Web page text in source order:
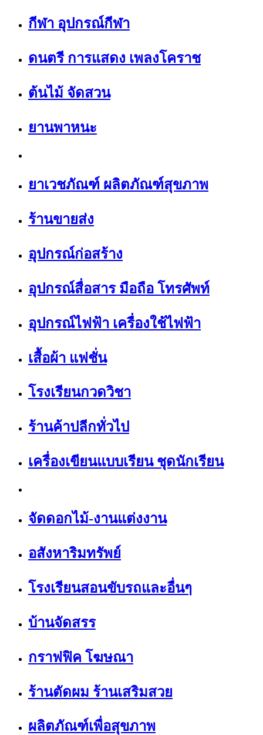
กีฬา อุปกรณ์กีฬา
ดนตรี การแสดง เพลงโคราช
ต้นไม้ จัดสวน
ยานพาหนะ
ยาเวชภัณฑ์ ผลิตภัณฑ์สุขภาพ
ร้านขายส่ง
อุปกรณ์ก่อสร้าง
อุปกรณ์สื่อสาร มือถือ โทรศัพท์
อุปกรณ์ไฟฟ้า เครื่องใช้ไฟฟ้า
เสื้อผ้า แฟชั่น
โรงเรียนกวดวิชา
ร้านค้าปลีกทั่วไป
เครื่องเขียนแบบเรียน ชุดนักเรียน
จัดดอกไม้-งานแต่งงาน
อสังหาริมทรัพย์
โรงเรียนสอนขับรถและอื่นๆ
บ้านจัดสรร
กราฟฟิค โฆษณา
ร้านตัดผม ร้านเสริมสวย
ผลิตภัณฑ์เพื่อสุขภาพ